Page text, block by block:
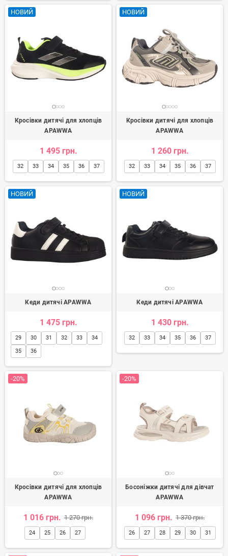
НОВИЙ
Кросівки дитячі для хлопців
APAWWA
1 495 грн.
32 33 34 35 36 37
НОВИЙ
Кросівки дитячі для хлопців
APAWWA
1 260 грн.
32 33 34 35 36 37
НОВИЙ
Кеди дитячі APAWWA
1 475 грн.
29 30 31 32 33
34
35
36
НОВИЙ
Кеди дитячі APAWWA
1 430 грн.
32 33 34 35 36 37
-20%
Кросівки дитячі для хлопців
APAWWA
1 016 грн. 1 270 грн.
24 25 26 27
-20%
Босоніжки дитячі для дівчат
APAWWA
1 096 грн. 1 370 грн.
26 27 28 29 30 31